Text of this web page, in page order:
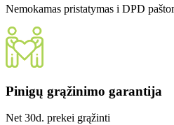
Nemokamas pristatymas i DPD
Pinigų grąžinimo garantija
Net 30d. prekei grąžinti